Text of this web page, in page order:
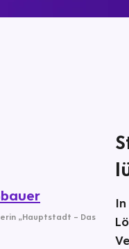
„Hauptstadt – Das